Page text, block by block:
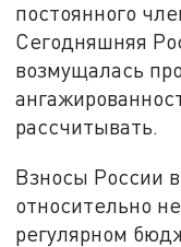
постоянного
Сегодняшняя
возмущалась
рассчитывать.
Взносы России
относительно
регулярном